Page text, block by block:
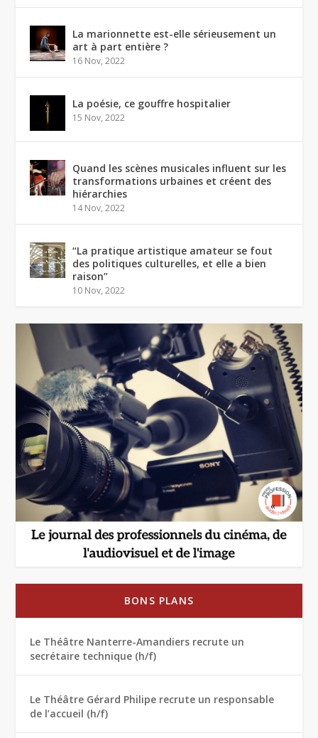
La marionnette est-elle sérieusement un
art à part entière ?
16 Nov, 2022
La poésie, ce gouffre hospitalier
15 Nov, 2022
Quand les scènes musicales influent sur les
transformations urbaines et créent des
hiérarchies
14 Nov, 2022
“La pratique artistique amateur se fout
des politiques culturelles, et elle a bien
raison”
10 Nov, 2022
BONS PLANS
Le Théâtre Nanterre-Amandiers recrute un
secrétaire technique (h/f)
Le Théâtre Gérard Philipe recrute un responsable
de l’accueil (h/f)